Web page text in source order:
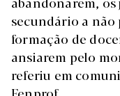
secundário a não
formação de
ansiarem pelo
referiu em